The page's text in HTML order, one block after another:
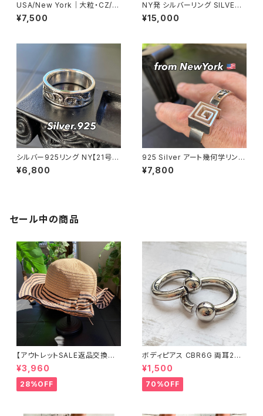
USA/New York｜大粒・CZ/キ
ュービックジルコニア アンティ
ークデザイン｜ゴッドリング｜ク
¥7,500
NY発 シルバーリング SILVER9
25 百合 王冠 フローラルリング
ブラックストーン 指輪
¥15,000
シルバー925リング NY【21号】
指輪 メンズリング SILVER925
トライバル アラベスク fashion
¥6,800
925 Silver アート幾何学リング
渦 立体 ユニセックス フリーサイ
ズ シルバーリング 銀 指輪 ニ
¥7,800
セール中の商品
【アウトレットSALE返品交換不
可8/20まで】つば広サマーハッ
ト・通気性・軽量 ワイヤー入りハ
ット ボーダー＆BIGリボン・女優
帽 UV/紫外線対策 レディースハ
¥3,960
28%OFF
ボディピアス CBR6G 両耳2個
セット 1ボール ネジ式 簡単脱着
サージカルステンレス NY直輸
入
¥1,500
70%OFF